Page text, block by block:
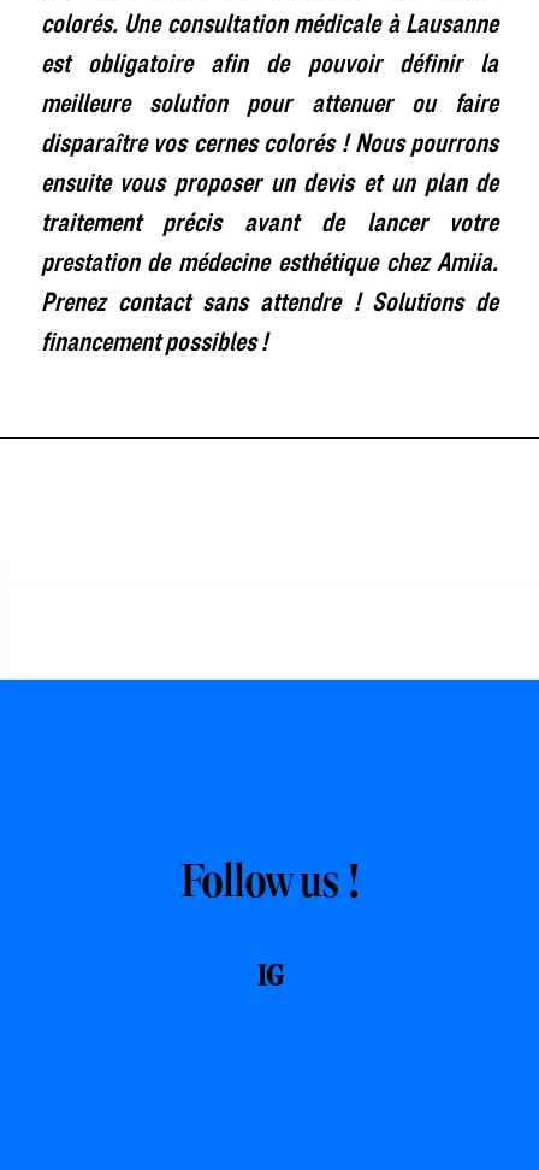
colorés. Une consultation médicale à Lausanne
est obligatoire afin de pouvoir définir la
meilleure solution pour attenuer ou faire
disparaître vos cernes colorés ! Nous pourrons
ensuite vous proposer un devis et un plan de
traitement précis avant de lancer votre
prestation de médecine esthétique chez Amiia.
Prenez contact sans attendre ! Solutions de
financement possibles !
Follow us !
IG